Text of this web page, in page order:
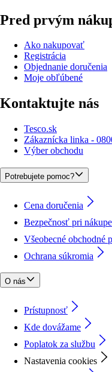
Pred prvým
Ako nakupovať
Registrácia
Objednanie doručenia
Moje obľúbené
Kontaktujte nás
Tesco.sk
Zákaznícka linka -
Výber obchodu
Potrebujete pomoc?
Cena doručenia
Bezpečnosť pri nákupe
Všeobecné obchodné
Ochrana súkromia
O nás
Prístupnosť
Kde dovážame
Poplatok za službu
Nastavenia cookies